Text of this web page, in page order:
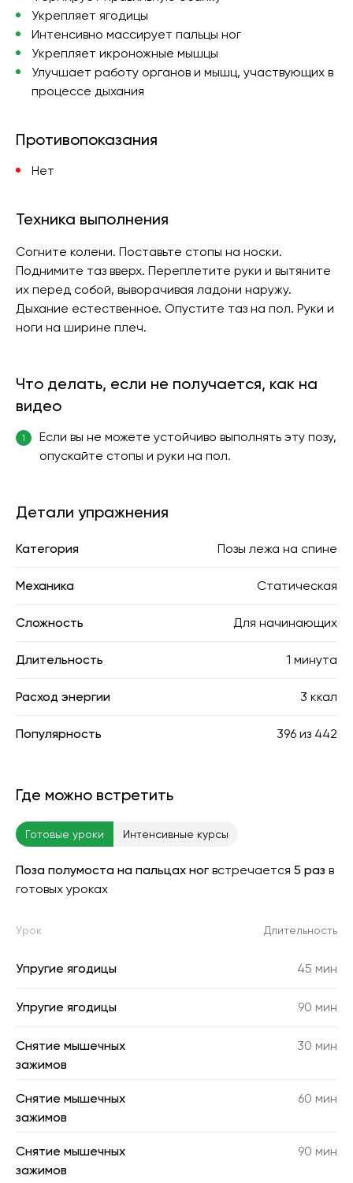
Укрепляет ягодицы
Интенсивно массирует пальцы ног
Укрепляет икроножные мышцы
Улучшает работу органов и мышц, участвующих в
процессе дыхания
Противопоказания
Нет
Техника выполнения
Согните колени. Поставьте стопы на носки.
Поднимите таз вверх. Переплетите руки и вытяните
их перед собой, выворачивая ладони наружу.
Дыхание естественное. Опустите таз на пол. Руки и
ноги на ширине плеч.
Что делать, если не получается, как на
видео
1
Если вы не можете устойчиво выполнять эту позу,
опускайте стопы и руки на пол.
Детали упражнения
Категория Позы лежа на спине
Механика Статическая
Сложность Для начинающих
Длительность 1 минута
Расход энергии 3 ккал
Популярность 396 из 442
Где можно встретить
Готовые уроки Интенсивные курсы
Поза полумоста на пальцах ног встречается 5 раз в
готовых уроках
Урок Длительность
Упругие ягодицы 45 мин
Упругие ягодицы 90 мин
Снятие мышечных
зажимов
30 мин
Снятие мышечных
зажимов
60 мин
Снятие мышечных
зажимов
90 мин